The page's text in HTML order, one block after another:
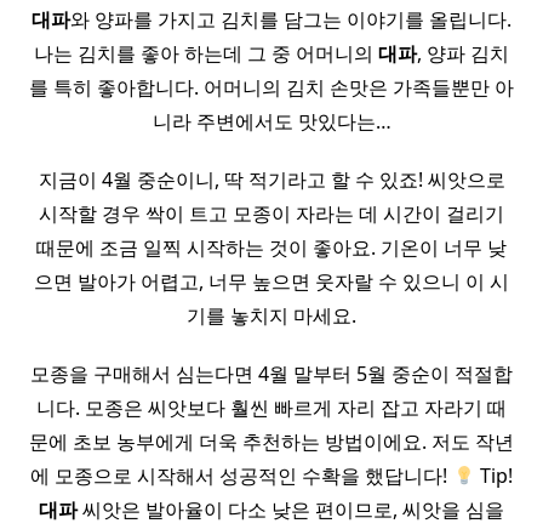
대파와 양파를 가지고 김치를 담그는 이야기를 올립니다.
나는 김치를 좋아 하는데 그 중 어머니의 대파, 양파 김치
를 특히 좋아합니다. 어머니의 김치 손맛은 가족들뿐만 아
니라 주변에서도 맛있다는…
지금이 4월 중순이니, 딱 적기라고 할 수 있죠! 씨앗으로
시작할 경우 싹이 트고 모종이 자라는 데 시간이 걸리기
때문에 조금 일찍 시작하는 것이 좋아요. 기온이 너무 낮
으면 발아가 어렵고, 너무 높으면 웃자랄 수 있으니 이 시
기를 놓치지 마세요.
모종을 구매해서 심는다면 4월 말부터 5월 중순이 적절합
니다. 모종은 씨앗보다 훨씬 빠르게 자리 잡고 자라기 때
문에 초보 농부에게 더욱 추천하는 방법이에요. 저도 작년
에 모종으로 시작해서 성공적인 수확을 했답니다!
Tip!
대파씨앗은 발아율이 다소 낮은 편이므로, 씨앗을 심을